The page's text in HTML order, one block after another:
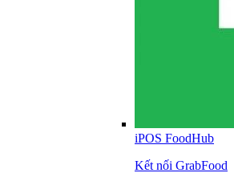
iPOS FoodHub
Kết nối GrabFood